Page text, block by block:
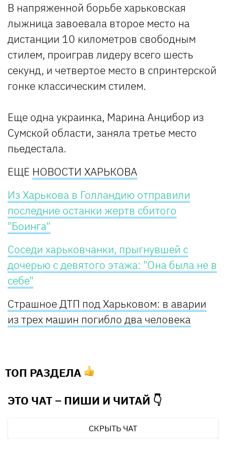
В напряженной борьбе харьковская
лыжница завоевала второе место на
дистанции 10 километров свободным
стилем, проиграв лидеру всего шесть
секунд, и четвертое место в спринтерской
гонке классическим стилем.
Еще одна украинка, Марина Анцибор из
Сумской области, заняла третье место
пьедестала.
ЕЩЕ НОВОСТИ ХАРЬКОВА
Из Харькова в Голландию отправили
последние останки жертв сбитого
"Боинга"
Соседи харьковчанки, прыгнувшей с
дочерью с девятого этажа: "Она была не в
себе"
Страшное ДТП под Харьковом: в аварии
из трех машин погибло два человека
ТОП РАЗДЕЛА
ЭТО ЧАТ – ПИШИ И ЧИТАЙ 👇
СКРЫТЬ ЧАТ